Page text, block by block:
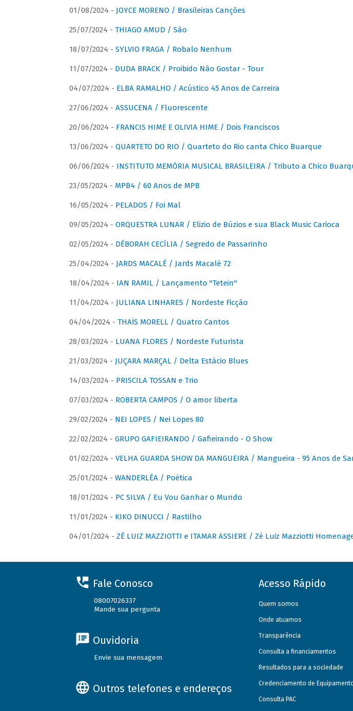
01/08/2024 - JOYCE MORENO / Brasileiras Canções
25/07/2024 - THIAGO AMUD / São
18/07/2024 - SYLVIO FRAGA / Robalo Nenhum
11/07/2024 - DUDA BRACK / Proibido Não Gostar - Tour
04/07/2024 - ELBA RAMALHO / Acústico 45 Anos de Carreira
27/06/2024 - ASSUCENA / Fluorescente
20/06/2024 - FRANCIS HIME E OLIVIA HIME / Dois Franciscos
13/06/2024 - QUARTETO DO RIO / Quarteto do Rio canta Chico Buarque
06/06/2024 - INSTITUTO MEMÓRIA MUSICAL BRASILEIRA / Tributo a Chico
23/05/2024 - MPB4 / 60 Anos de MPB
16/05/2024 - PELADOS / Foi Mal
09/05/2024 - ORQUESTRA LUNAR / Elizio de Búzios e sua Black Music Carioca
02/05/2024 - DÉBORAH CECÍLIA / Segredo de Passarinho
25/04/2024 - JARDS MACALÉ / Jards Macalé 72
18/04/2024 - IAN RAMIL / Lançamento "Tetein"
11/04/2024 - JULIANA LINHARES / Nordeste Ficção
04/04/2024 - THAÏS MORELL / Quatro Cantos
28/03/2024 - LUANA FLORES / Nordeste Futurista
21/03/2024 - JUÇARA MARÇAL / Delta Estácio Blues
14/03/2024 - PRISCILA TOSSAN e Trio
07/03/2024 - ROBERTA CAMPOS / O amor liberta
29/02/2024 - NEI LOPES / Nei Lopes 80
22/02/2024 - GRUPO GAFIEIRANDO / Gafieirando - O Show
01/02/2024 - VELHA GUARDA SHOW DA MANGUEIRA / Mangueira - 95 Anos de
25/01/2024 - WANDERLÉA / Poética
18/01/2024 - PC SILVA / Eu Vou Ganhar o Mundo
11/01/2024 - KIKO DINUCCI / Rastilho
04/01/2024 - ZÉ LUIZ MAZZIOTTI e ITAMAR ASSIERE / Zé Luiz Mazziotti
Fale Conosco
08007026337
Mande sua pergunta
Ouvidoria
Envie sua mensagem
Outros telefones e endereços
Acesso Rápido
Quem somos
Onde atuamos
Transparência
Consulta a financiamentos
Resultados para a sociedade
Credenciamento de
Consulta PAC